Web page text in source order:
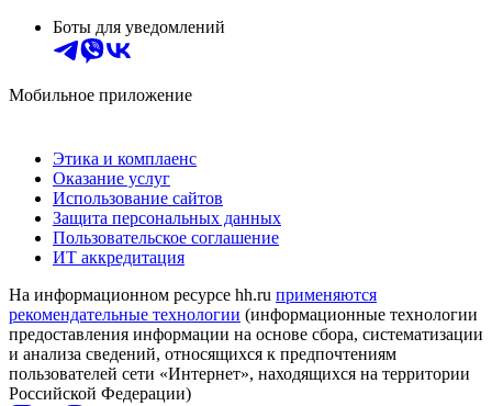
Боты для уведомлений
Мобильное приложение
Этика и комплаенс
Оказание услуг
Использование сайтов
Защита персональных данных
Пользовательское соглашение
ИТ аккредитация
На информационном ресурсе hh.ru применяются
рекомендательные технологии (информационные технологии
предоставления информации на основе сбора, систематизации
и анализа сведений, относящихся к предпочтениям
пользователей сети «Интернет», находящихся на территории
Российской Федерации)